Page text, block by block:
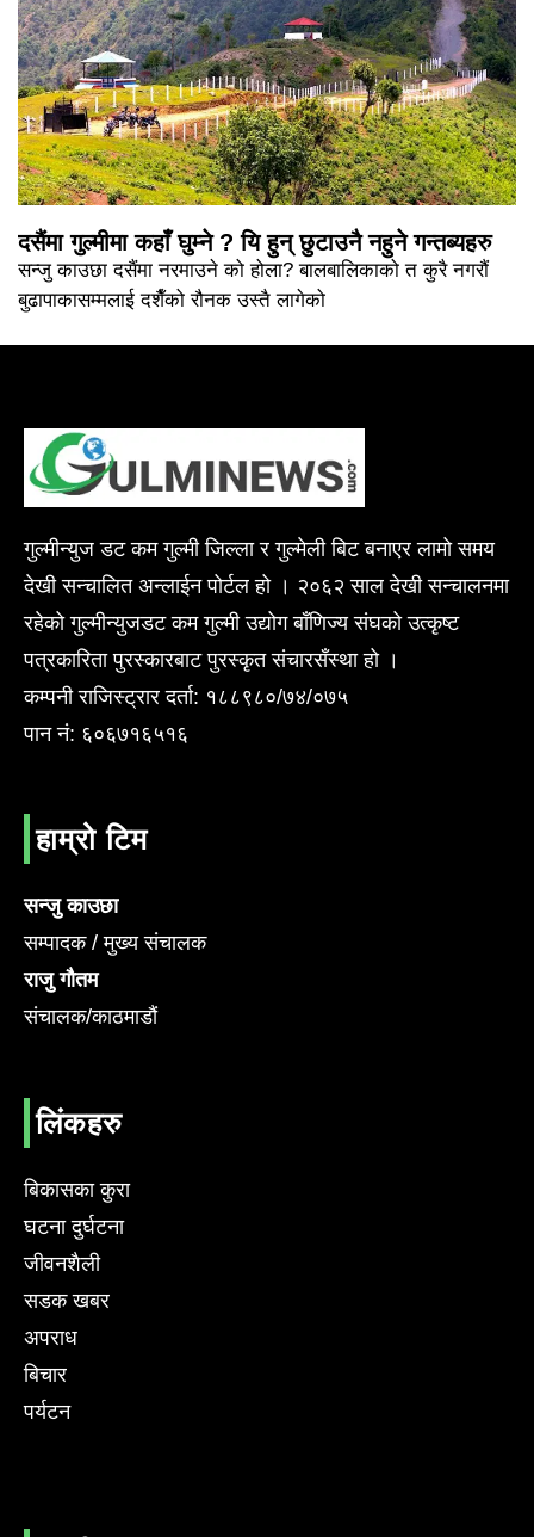
दसैंमा गुल्मीमा कहाँ घुम्ने ? यि हुन् छुटाउनै नहुने गन्तब्यहरु
सन्जु काउछा दसैंमा नरमाउने को होला? बालबालिकाको त कुरै नगरौं
बुढापाकासम्मलाई दशैँको रौनक उस्तै लागेको
गुल्मीन्युज डट कम गुल्मी जिल्ला र गुल्मेली बिट बनाएर लामो समय
देखी सन्चालित अन्लाईन पोर्टल हो । २०६२ साल देखी सन्चालनमा
रहेको गुल्मीन्युजडट कम गुल्मी उद्योग बाँणिज्य संघको उत्कृष्ट
पत्रकारिता पुरस्कारबाट पुरस्कृत संचारसँस्था हो ।
कम्पनी राजिस्ट्रार दर्ता: १८८९८०/७४/०७५
पान नं: ६०६७१६५१६
हाम्रो टिम
सन्जु काउछा
सम्पादक / मुख्य संचालक
राजु गौतम
संचालक/काठमाडौं
लिंकहरु
बिकासका कुरा
घटना दुर्घटना
जीवनशैली
सडक खबर
अपराध
बिचार
पर्यटन